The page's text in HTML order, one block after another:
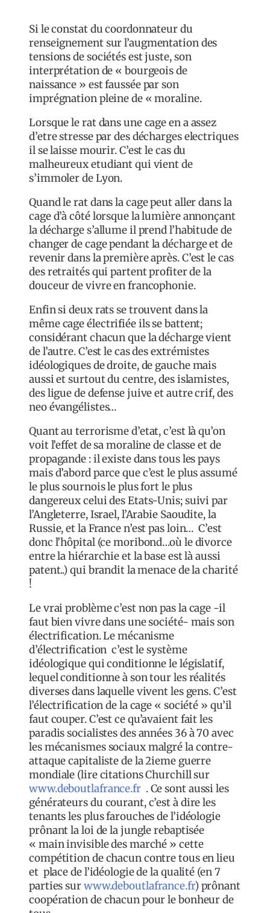
Si le constat du coordonnateur du
renseignement sur l’augmentation des
tensions de sociétés est juste, son
interprétation de « bourgeois de
naissance » est faussée par son
imprégnation pleine de « moraline.
Lorsque le rat dans une cage en a assez
d’etre stresse par des décharges electriques
il se laisse mourir. C’est le cas du
malheureux etudiant qui vient de
s’immoler de Lyon.
Quand le rat dans la cage peut aller dans la
cage d’à côté lorsque la lumière annonçant
la décharge s’allume il prend l’habitude de
changer de cage pendant la décharge et de
revenir dans la première après. C’est le cas
des retraités qui partent profiter de la
douceur de vivre en francophonie.
Enfin si deux rats se trouvent dans la
même cage électrifiée ils se battent;
considérant chacun que la décharge vient
de l’autre. C’est le cas des extrémistes
idéologiques de droite, de gauche mais
aussi et surtout du centre, des islamistes,
des ligue de defense juive et autre crif, des
neo évangélistes…
Quant au terrorisme d’etat, c’est là qu’on
voit l’effet de sa moraline de classe et de
propagande : il existe dans tous les pays
mais d’abord parce que c’est le plus assumé
le plus sournois le plus fort le plus
dangereux celui des Etats-Unis; suivi par
l’Angleterre, Israel, l’Arabie Saoudite, la
Russie, et la France n’est pas loin… C’est
donc l’hôpital (ce moribond…où le divorce
entre la hiérarchie et la base est là aussi
patent..) qui brandit la menace de la charité
!
Le vrai problème c’est non pas la cage -il
faut bien vivre dans une société- mais son
électrification. Le mécanisme
d’électrification c’est le système
idéologique qui conditionne le législatif,
lequel conditionne à son tour les réalités
diverses dans laquelle vivent les gens. C’est
l’électrification de la cage « société » qu’il
faut couper. C’est ce qu’avaient fait les
paradis socialistes des années 36 à 70 avec
les mécanismes sociaux malgré la contre-
attaque capitaliste de la 2ieme guerre
mondiale (lire citations Churchill sur
www.deboutlafrance.fr. Ce sont aussi les
générateurs du courant, c’est à dire les
tenants les plus farouches de l’idéologie
prônant la loi de la jungle rebaptisée
« main invisible des marché » cette
compétition de chacun contre tous en lieu
et place de l’idéologie de la qualité (en 7
parties surwww.deboutlafrance.fr) prônant
coopération de chacun pour le bonheur de